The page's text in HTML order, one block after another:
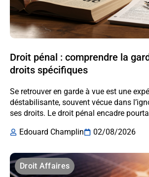
Droit pénal : comprendre la
droits spécifiques
Se retrouver en garde à vue est une
déstabilisante, souvent vécue dans
ses droits. Le droit pénal encadre
Edouard Champlin
02/08/2026
Droit Affaires